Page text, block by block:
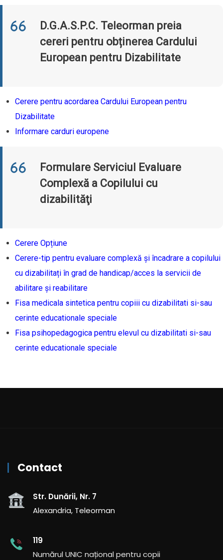
D.G.A.S.P.C. Teleorman preia
cereri pentru obținerea Cardului
European pentru Dizabilitate
Cerere pentru acordarea Cardului European pentru
Dizabilitate
Informare carduri europene
Formulare Serviciul Evaluare
Complexă a Copilului cu
dizabilităţi
Cerere Opțiune
Cerere-tip pentru evaluare complexă și încadrare a copilului
cu dizabilitați în grad de handicap/acces la servicii de
abilitare și reabilitare
Fisa medicala sintetica pentru copiii cu dizabilitati si-sau
cerinte educationale speciale
Fisa psihopedagogica pentru elevul cu dizabilitati si-sau
cerinte educationale speciale
Contact
Str. Dunării, Nr. 7
Alexandria, Teleorman
119
Numărul UNIC național pentru copii